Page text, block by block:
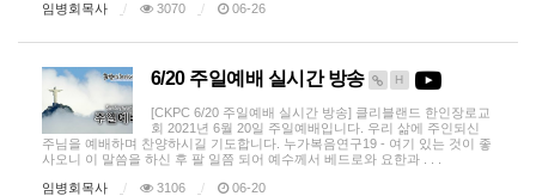
임병회목사
3070 06-26
6/20 주일예배 실시간 방송 H
[CKPC 6/20 주일예배 실시간 방송] 클리블랜드 한인장로교
회 2021년 6월 20일 주일예배입니다. 우리 삶에 주인되신
주님을 예배하며 찬양하시길 기도합니다. 누가복음연구19 - 여기 있는 것이 좋
사오니 이 말씀을 하신 후 팔 일쯤 되어 예수께서 베드로와 요한과 . . .
임병회목사
3106 06-20